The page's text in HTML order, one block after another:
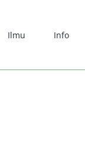
Ilmu Info